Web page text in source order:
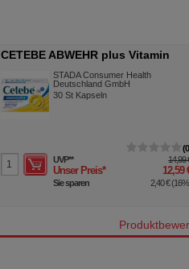
CETEBE ABWEHR plus Vitamin
C+Vitamin D3+Zink Kaps.
STADA Consumer Health
Deutschland GmbH
30 St Kapseln
0
UVP** 14,99
Unser Preis* 12,59
Sie sparen 2,40 €(16%